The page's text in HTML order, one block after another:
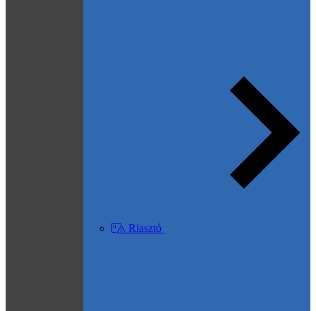
Riasztó